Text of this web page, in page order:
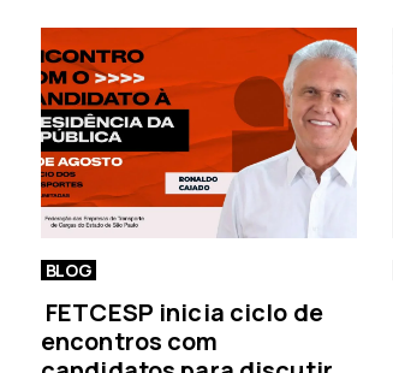
c
i
a
BLOG
FETCESP inicia ciclo de
encontros com